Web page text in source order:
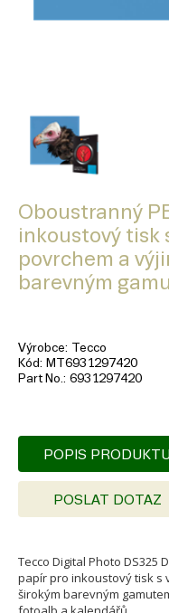
Oboustranný
inkoustový tisk
povrchem a
barevným
Výrobce Tecco
Kód
MT6931297420
Part No. 6931297420
POPIS
POSLAT DOTAZ
Tecco Digital Photo DS325
papír pro inkoustový tisk s
širokým barevným